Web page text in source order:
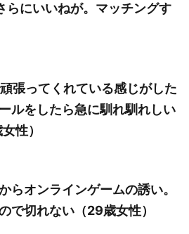
らにいいねが。マッチングす
張ってくれている感じがした
ルをしたら急に馴れ馴れしい
性）
らオンラインゲームの誘い。
で切れない（29歳女性）